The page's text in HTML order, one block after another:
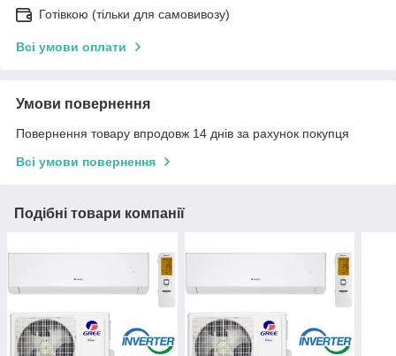
Готівкою (тільки для самовивозу)
Всі умови оплати
Умови повернення
Повернення товару впродовж 14 днів за рахунок покупця
Всі умови повернення
Подібні товари компанії